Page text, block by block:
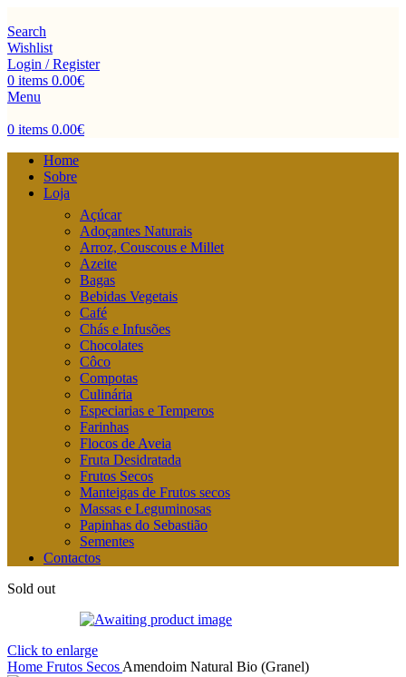
Search
Wishlist
Login / Register
0 items 0.00€
Menu
0 items 0.00€
Home
Sobre
Loja
Açúcar
Adoçantes Naturais
Arroz, Couscous e Millet
Azeite
Bagas
Bebidas Vegetais
Café
Chás e Infusões
Chocolates
Côco
Compotas
Culinária
Especiarias e Temperos
Farinhas
Flocos de Aveia
Fruta Desidratada
Frutos Secos
Manteigas de Frutos secos
Massas e Leguminosas
Papinhas do Sebastião
Sementes
Contactos
Sold out
Click to enlarge
Home Frutos Secos Amendoim Natural Bio (Granel)